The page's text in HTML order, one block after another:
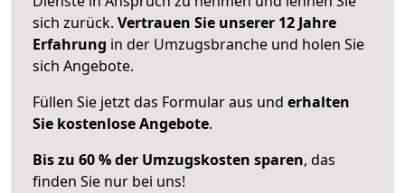
sich zurück. Vertrauen Sie unserer 12 Jahre
Erfahrung in der Umzugsbranche und holen Sie
sich Angebote.
Füllen Sie jetzt das Formular aus und erhalten
Sie kostenlose Angebote.
Bis zu 60 % der Umzugskosten sparen, das
finden Sie nur bei uns!